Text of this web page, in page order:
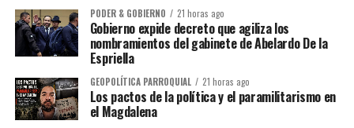
PODER & GOBIERNO 21 horas ago
Gobierno expide decreto que agiliza los
nombramientos del gabinete de Abelardo De la
Espriella
GEOPOLÍTICA PARROQUIAL 21 horas ago
Los pactos de la política y el paramilitarismo en
el Magdalena